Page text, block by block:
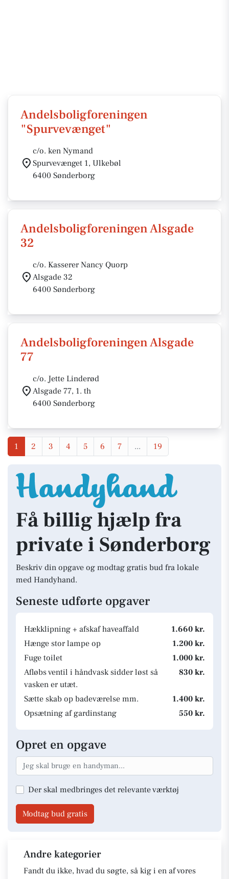
Andelsboligforeningen
"Spurvevænget"
c/o. ken Nymand
Spurvevænget 1, Ulkebøl
6400 Sønderborg
Andelsboligforeningen Alsgade
32
c/o. Kasserer Nancy Quorp
Alsgade 32
6400 Sønderborg
Andelsboligforeningen Alsgade
77
c/o. Jette Linderød
Alsgade 77, 1. th
6400 Sønderborg
1 2 3 4 5 6 7 ... 19
Få billig hjælp fra
private i Sønderborg
Beskriv din opgave og modtag gratis bud fra lokale
med Handyhand.
Seneste udførte opgaver
Hækklipning + afskaf haveaffald
1.660 kr.
Hænge stor lampe op
1.200 kr.
Fuge toilet
1.000 kr.
Afløbs ventil i håndvask sidder løst så
vasken er utæt.
830 kr.
Sætte skab op badeværelse mm.
1.400 kr.
Opsætning af gardinstang
550 kr.
Opret en opgave
Der skal medbringes det relevante værktøj
Modtag bud gratis
Andre kategorier
Fandt du ikke, hvad du søgte, så kig i en af vores